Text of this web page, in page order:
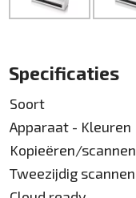
Specificaties
Soort
Apparaat - Kleuren
Kopieëren/scannen
Tweezijdig scannen